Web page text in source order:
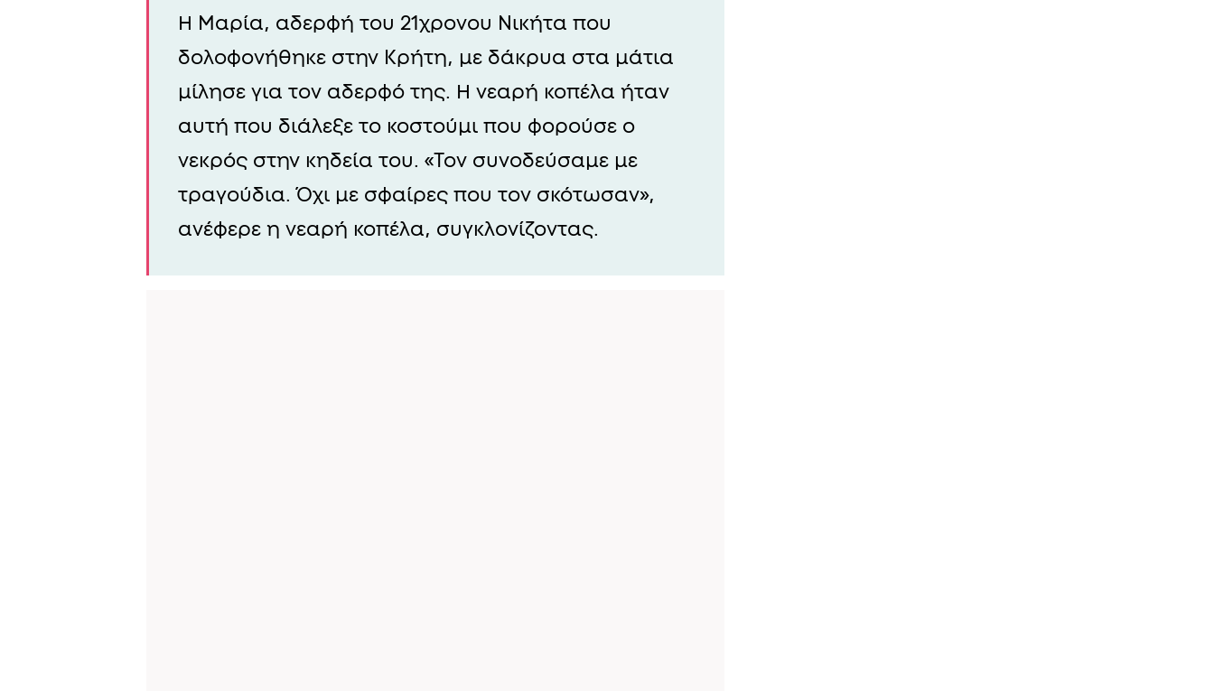
Η Μαρία, αδερφή του 21χρονου Νικήτα που
δολοφονήθηκε στην Κρήτη, με δάκρυα στα μάτια
μίλησε για τον αδερφό της. Η νεαρή κοπέλα ήταν
αυτή που διάλεξε το κοστούμι που φορούσε ο
νεκρός στην κηδεία του. «Τον συνοδεύσαμε με
τραγούδια. Όχι με σφαίρες που τον σκότωσαν»,
ανέφερε η νεαρή κοπέλα, συγκλονίζοντας.